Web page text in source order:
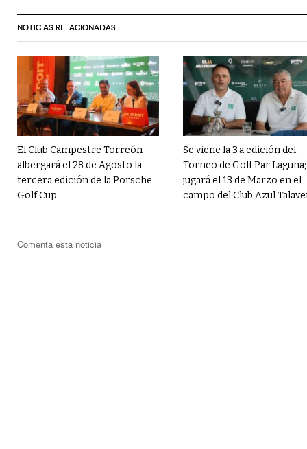
NOTICIAS RELACIONADAS
El Club Campestre Torreón
albergará el 28 de Agosto la
tercera edición de la Porsche
Golf Cup
Se viene la 3.a edición del
Torneo de Golf Par
jugará el 13 de Marzo en el
campo del Club Azul
Comenta esta noticia